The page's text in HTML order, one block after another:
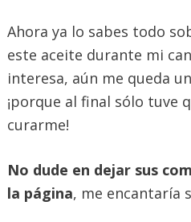
Ahora ya lo sabes todo
este aceite durante mi
interesa, aún me queda
¡porque al final sólo tuve
curarme!
No dude en dejar sus
la página, me encantaría